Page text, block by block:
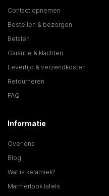
Contact opnemen
Bestellen & bezorgen
Betalen
Garantie & klachten
Levertijd & verzendkosten
Retourneren
FAQ
Informatie
Over ons
Blog
Wat is keramiek?
Marmerlook tafels